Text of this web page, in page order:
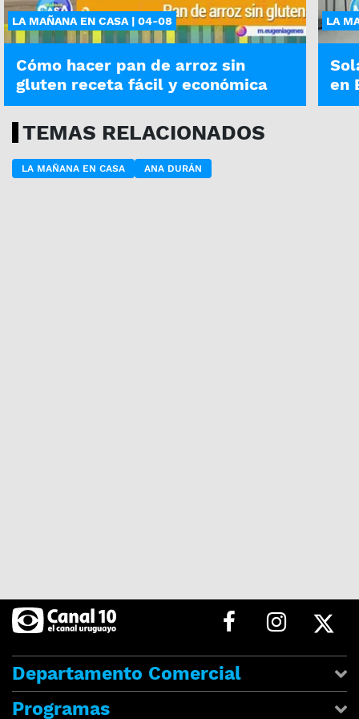
LA MAÑANA EN CASA | 04-08
Cómo hacer pan de arroz sin
gluten receta fácil y económica
LA
en
TEMAS RELACIONADOS
LA MAÑANA EN CASA ANA DURÁN
Departamento Comercial
Programas